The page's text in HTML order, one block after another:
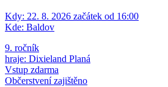
Kdy: 22. 8. 2026 začátek od 16:00
Kde: Baldov
9. ročník
hraje: Dixieland Planá
Vstup zdarma
Občerstvení zajištěno